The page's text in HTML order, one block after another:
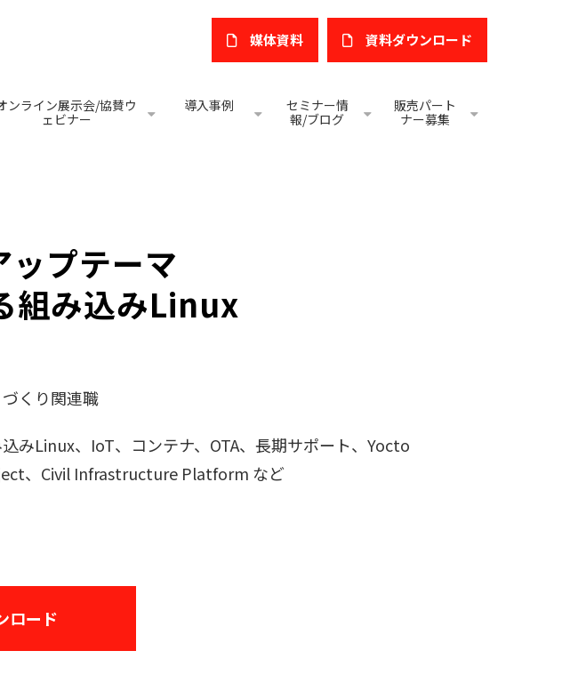
媒体資料 ​資料ダウンロード
ンライン展示会/協賛ウ
ェビナー
導入事例
セミナー情
報/ブログ
販売パート
ナー募集
プテーマ
組み込みLinux
くり関連職
みLinux、IoT、コンテナ、OTA、長期サポート、Yocto
、Civil Infrastructure Platform など
ロード